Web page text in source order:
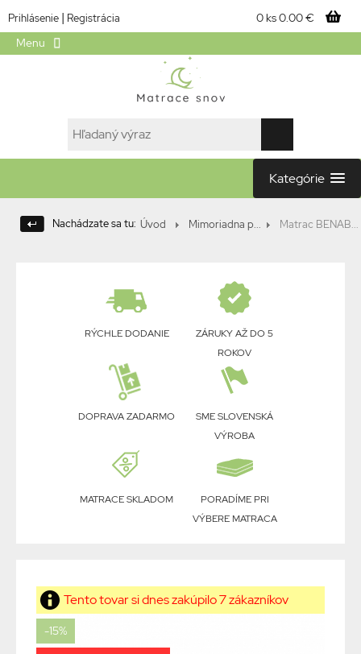
Prihlásenie | Registrácia 0 ks0.00 €
Menu
Kategórie
Nachádzate sa tu: Úvod Mimoriadna p... Matrac BENAB...
RÝCHLE DODANIE
ZÁRUKY AŽ DO 5
ROKOV
DOPRAVA ZADARMO
SME SLOVENSKÁ
VÝROBA
MATRACE SKLADOM
PORADÍME PRI
VÝBERE MATRACA
Tento tovar si dnes zakúpilo 7 zákazníkov
-15%